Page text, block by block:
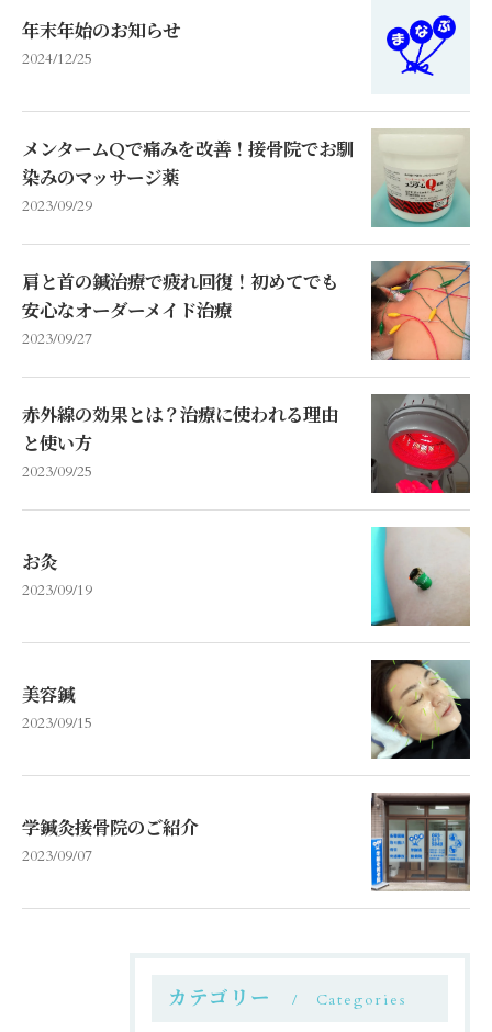
年末年始のお知らせ
2024/12/25
メンタームQで痛みを改善！接骨院でお馴
染みのマッサージ薬
2023/09/29
肩と首の鍼治療で疲れ回復！初めてでも
安心なオーダーメイド治療
2023/09/27
赤外線の効果とは？治療に使われる理由
と使い方
2023/09/25
お灸
2023/09/19
美容鍼
2023/09/15
学鍼灸接骨院のご紹介
2023/09/07
カテゴリー Categories